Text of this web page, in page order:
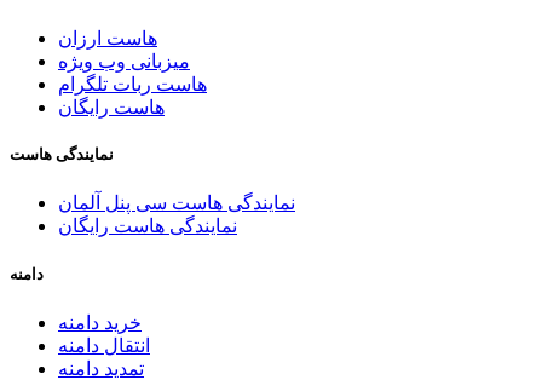
هاست ارزان
میزبانی وب ویژه
هاست ربات تلگرام
هاست رایگان
نمایندگی هاست
نمایندگی هاست سی پنل آلمان
نمایندگی هاست رایگان
دامنه
خرید دامنه
انتقال دامنه
تمدید دامنه